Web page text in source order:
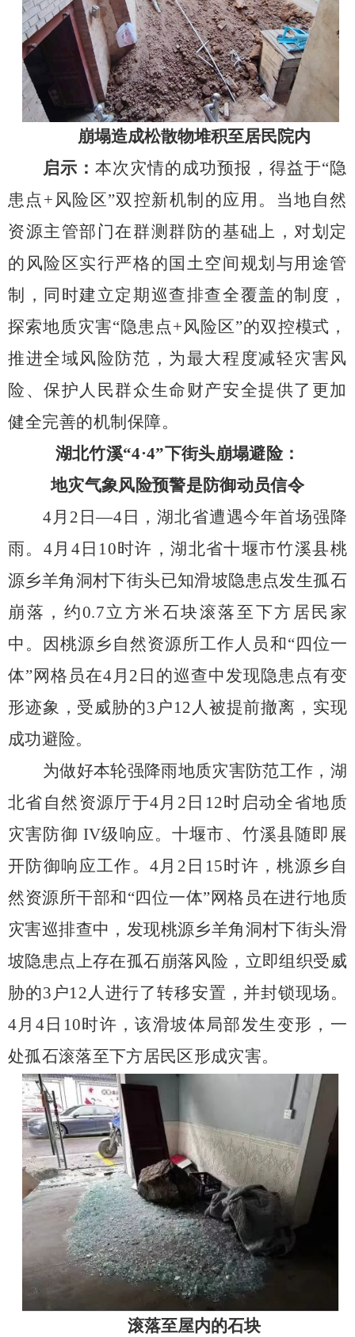
崩塌造成松散物堆积至居民院内
启示： 本次灾情的成功预报，得益于“隐
患点 + 风险区”双控新机制的应用。当地自然
资源主管部门在群测群防的基础上，对划定
的风险区实行严格的国土空间规划与用途管
制，同时建立定期巡查排查全覆盖的制度，
探索地质灾害“隐患点+ 风险区”的双控模式，
推进全域风险防范，为最大程度减轻灾害风
险、保护人民群众生命财产安全提供了更加
健全完善的机制保障。
湖北竹溪“4·4”下街头崩塌避险：
地灾气象风险预警是防御动员信令
4 月 2 日—4 日，湖北省遭遇今年首场强降
雨。 4 月 4日 10时许，湖北省十堰市竹溪县桃
源乡羊角洞村下街头已知滑坡隐患点发生孤石
崩落，约0.7立方米石块滚落至下方居民家
中。因桃源乡自然资源所工作人员和“四位一
体”网格员在4月 2 日的巡查中发现隐患点有变
形迹象，受威胁的3 户12 人被提前撤离，实现
成功避险。
为做好本轮强降雨地质灾害防范工作，湖
北省自然资源厅于4 月 2 日 12时启动全省地质
灾害防御 IV级响应。十堰市、竹溪县随即展
开防御响应工作。4 月 2 日 15时许，桃源乡自
然资源所干部和“四位一体”网格员在进行地质
灾害巡排查中，发现桃源乡羊角洞村下街头滑
坡隐患点上存在孤石崩落风险，立即组织受威
胁的3 户12 人进行了转移安置，并封锁现场。
4 月 4 日 10时许，该滑坡体局部发生变形，一
处孤石滚落至下方居民区形成灾害。
滚落至屋内的石块